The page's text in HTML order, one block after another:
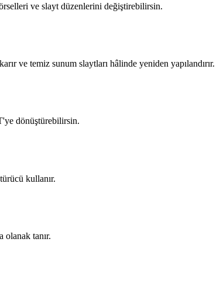
ve slayt düzenlerini değiştirebilirsin.
ve temiz sunum slaytları hâlinde yeniden yapılandırır.
dönüştürebilirsin.
kullanır.
tanır.